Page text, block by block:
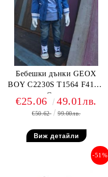
Бебешки дънки GEOX
BOY C2230S T1564 F4105,
Сини
€25.06 49.01лв.
€50.62 99.00лв.
Виж детайли
-51%